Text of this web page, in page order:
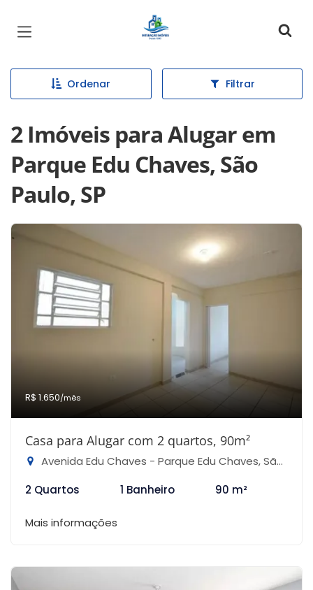
Página inicial
Ordenar Filtrar
2 Imóveis para Alugar em
Parque Edu Chaves, São
Paulo, SP
R$ 1.650/mês
Casa para Alugar com 2 quartos, 90m²
Avenida Edu Chaves - Parque Edu Chaves, São Paulo-SP
2 Quartos
1 Banheiro 90 m²
Mais informações